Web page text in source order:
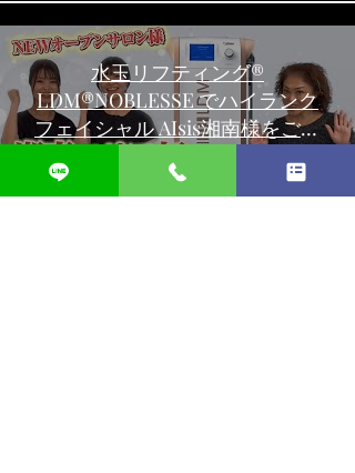
水玉リフティング®
LDM®NOBLESSE でハイランク
フェイシャル AIsis湘南様をご紹
介！
動画を再生